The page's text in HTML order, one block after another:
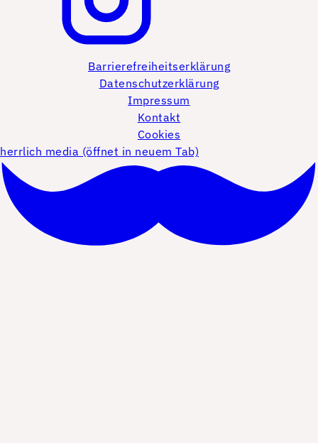
Barrierefreiheitserklärung
Datenschutzerklärung
Impressum
Kontakt
Cookies
herrlich media (öffnet in neuem Tab)